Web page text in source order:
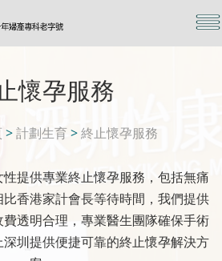
懷孕服務
>計劃生育>終止懷孕服務
提供專業終止懷孕服務，包括無痛
香港家計會長等待時間，我們提供
透明合理，專業醫生團隊確保手術
圳提供便捷可靠的終止懷孕解決方